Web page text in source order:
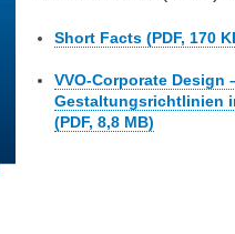
Short Facts (PDF, 170
VVO-Corporate Design
Gestaltungsrichtlinien
(PDF, 8,8 MB)